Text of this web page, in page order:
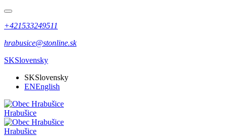
+421533249511
hrabusice@stonline.sk
SKSlovensky
SKSlovensky
ENEnglish
Hrabušice
Hrabušice